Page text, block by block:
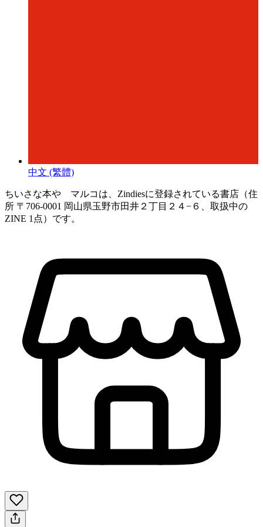
中文 (繁體)
ちいさな本や マルコは、Zindiesに登録されている書店（住
所 〒706-0001 岡山県玉野市田井２丁目２４−６、取扱中の
ZINE 1点）です。